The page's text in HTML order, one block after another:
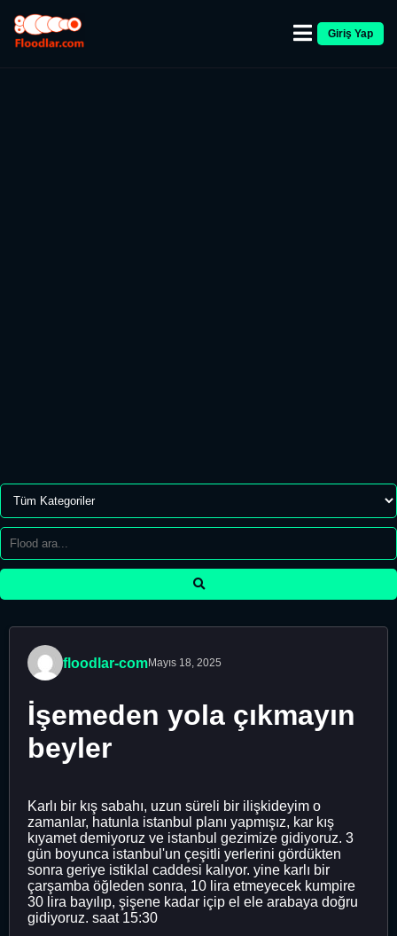
Giriş Yap
floodlar-comMayıs 18, 2025
İşemeden yola çıkmayın
beyler
Karlı bir kış sabahı, uzun süreli bir ilişkideyim o
zamanlar, hatunla istanbul planı yapmışız, kar kış
kıyamet demiyoruz ve istanbul gezimize gidiyoruz. 3
gün boyunca istanbul'un çeşitli yerlerini gördükten
sonra geriye istiklal caddesi kalıyor. yine karlı bir
çarşamba öğleden sonra, 10 lira etmeyecek kumpire
30 lira bayılıp, şişene kadar içip el ele arabaya doğru
gidiyoruz. saat 15:30